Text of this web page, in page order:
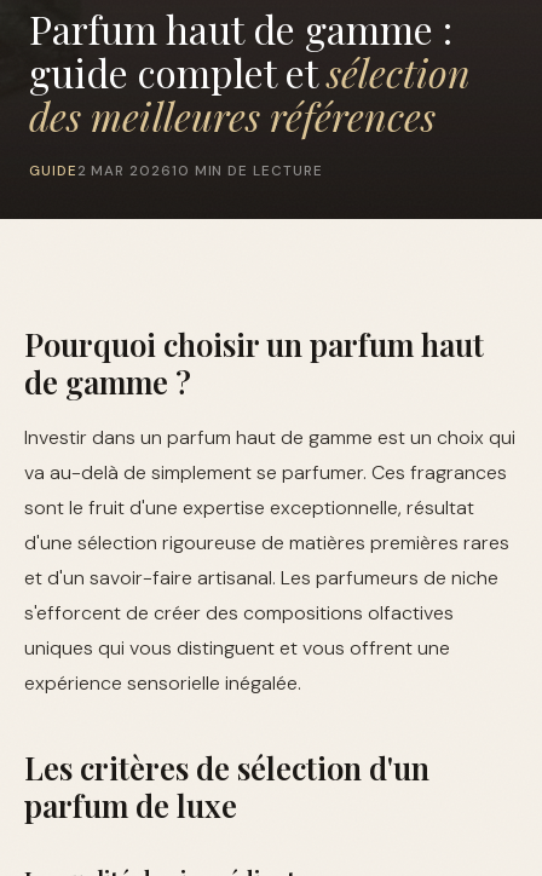
Parfum haut de gamme :
guide complet etsélection
des meilleures références
GUIDE 2 MAR 202610 MIN DE LECTURE
Pourquoi choisir un parfum haut
de gamme ?
Investir dans un parfum haut de gamme est un choix qui
va au-delà de simplement se parfumer. Ces fragrances
sont le fruit d'une expertise exceptionnelle, résultat
d'une sélection rigoureuse de matières premières rares
et d'un savoir-faire artisanal. Les parfumeurs de niche
s'efforcent de créer des compositions olfactives
uniques qui vous distinguent et vous offrent une
expérience sensorielle inégalée.
Les critères de sélection d'un
parfum de luxe